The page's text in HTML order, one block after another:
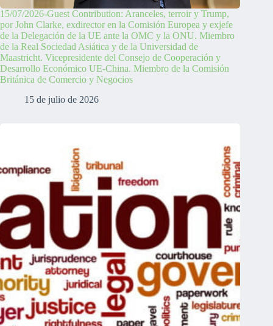
15/07/2026-Guest Contribution: Aranceles, terroir y Trump,
por John Clarke, exdirector en la Comisión Europea y exjefe
de la Delegación de la UE ante la OMC y la ONU. Miembro
de la Real Sociedad Asiática y de la Universidad de
Maastricht. Vicepresidente del Consejo de Cooperación y
Desarrollo Económico UE-China. Miembro de la Comisión
Británica de Comercio y Negocios
15 de julio de 2026